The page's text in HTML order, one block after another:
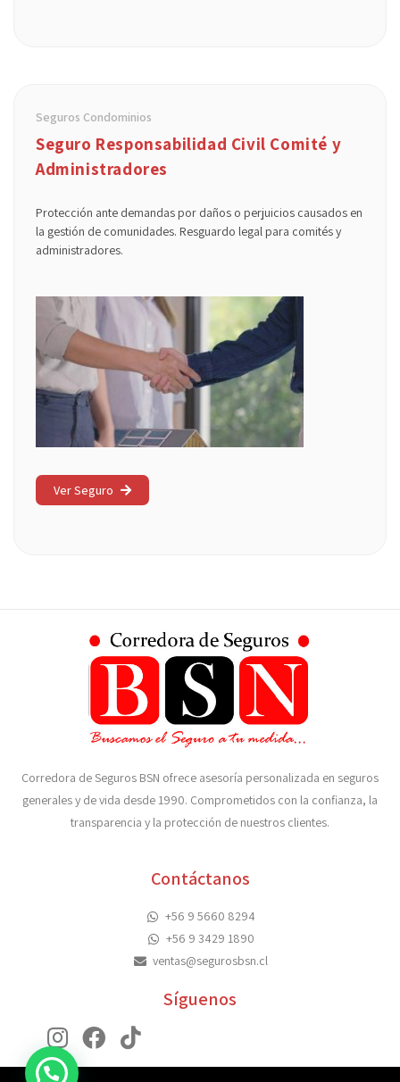
Seguros Condominios
Seguro Responsabilidad Civil Comité y
Administradores
Protección ante demandas por daños o perjuicios causados en
la gestión de comunidades. Resguardo legal para comités y
administradores.
Ver Seguro
Corredora de Seguros BSN ofrece asesoría personalizada en seguros
generales y de vida desde 1990. Comprometidos con la confianza, la
transparencia y la protección de nuestros clientes.
Contáctanos
+56 9 5660 8294
+56 9 3429 1890
ventas@segurosbsn.cl
Síguenos